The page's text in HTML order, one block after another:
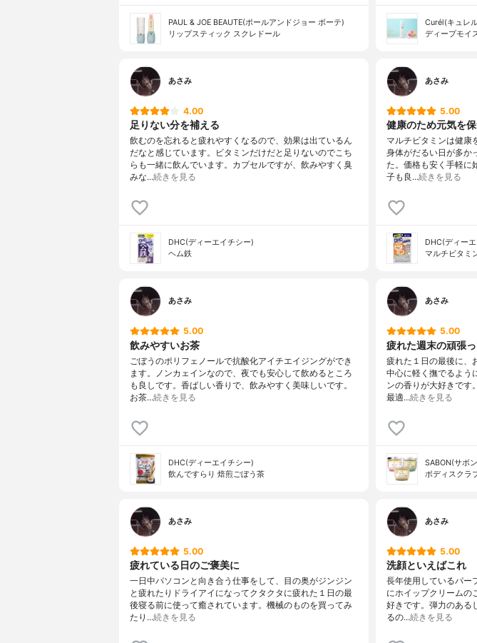
PAUL & JOE BEAUTE(ポールアンドジョー ボーテ)
リップスティック スクレドール​
Curél(キュレ
ディープモイ
あさみ
4.00
足りない分を補える
飲むのを忘れると疲れやすくなるので、効果は出ているん
だなと感じています。ビタミンだけだと足りないのでこち
らも一緒に飲んでいます。カプセルですが、飲みやすく臭
みな…続きを見る
DHC(ディーエイチシー)
ヘム鉄
あさみ
5.00
健康のため元気を
マルチビタミンは健康
身体がだるい日が多か
た。価格も安く手軽に
子も良…続きを見る
DHC(ディー
マルチビタミ
あさみ
5.00
飲みやすいお茶
ごぼうのポリフェノールで抗酸化アイチエイジングができ
ます。ノンカェインなので、夜でも安心して飲めるところ
も良しです。香ばしい香りで、飲みやすく美味しいです。
お茶…続きを見る
DHC(ディーエイチシー)
飲んですらり 焙煎ごぼう茶
あさみ
5.00
疲れた週末の頑張
疲れた１日の最後に、
中心に軽く撫でるよう
ンの香りが大好きです
最適…続きを見る
SABON(サボ
ボディスクラ
あさみ
5.00
疲れている日のご褒美に
一日中パソコンと向き合う仕事をして、目の奥がジンジン
と疲れたりドライアイになってクタクタに疲れた１日の最
後寝る前に使って癒されています。機械のものを買ってみ
たり…続きを見る
あさみ
5.00
洗顔といえばこれ
長年使用しているパー
にホイップクリームの
好きです。弾力のある
るの…続きを見る